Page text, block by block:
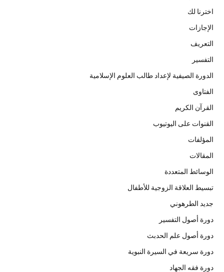
اخترنا لك
الإجازات
التعريف
التفسير
الدورة الصيفية لإعداد طالب العلوم الإسلامية
الفتاوى
القرآن الكريم
القنوات على اليوتيوب
المؤلفات
المقالات
الوسائط المتعددة
تبسيط العلاقة الزوجية للأطفال
جديد الطرهوني
دورة أصول التفسير
دورة أصول علم الحدبث
دورة سريعة في السيرة النبوية
دورة فقه الجهاد